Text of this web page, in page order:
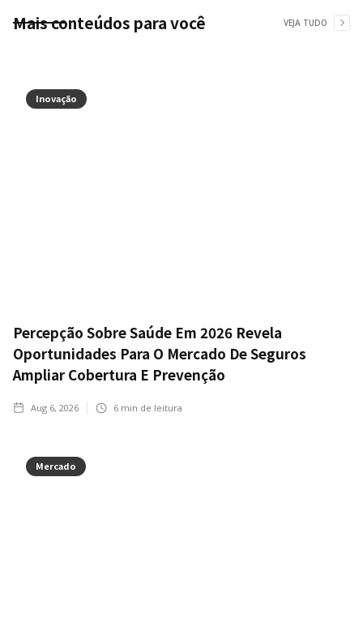
Mais conteúdos para você VEJA TUDO
Inovação
Percepção Sobre Saúde Em 2026 Revela
Oportunidades Para O Mercado De Seguros
Ampliar Cobertura E Prevenção
Aug 6, 2026 6 min de leitura
Mercado